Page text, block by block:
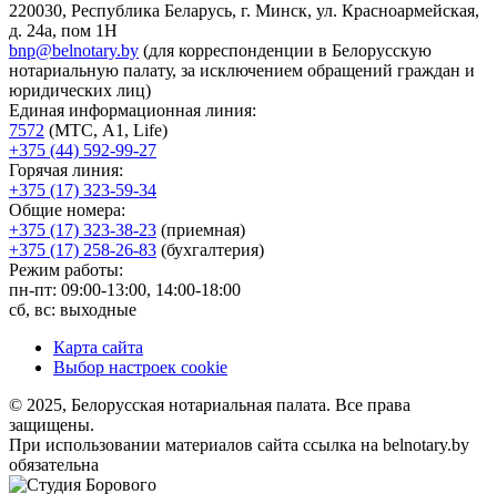
220030, Республика Беларусь, г. Минск, ул. Красноармейская,
д. 24а, пом 1Н
bnp@belnotary.by (для корреспонденции в Белорусскую
нотариальную палату, за исключением обращений граждан и
юридических лиц)
Единая информационная линия:
7572 (МТС, A1, Life)
+375 (44) 592-99-27
Горячая линия:
+375 (17) 323-59-34
Общие номера:
+375 (17) 323-38-23 (приемная)
+375 (17) 258-26-83 (бухгалтерия)
Режим работы:
пн-пт: 09:00-13:00, 14:00-18:00
сб, вс: выходные
Карта сайта
Выбор настроек cookie
© 2025, Белорусская нотариальная палата. Все права
защищены.
При использовании материалов сайта ссылка на belnotary.by
обязательна